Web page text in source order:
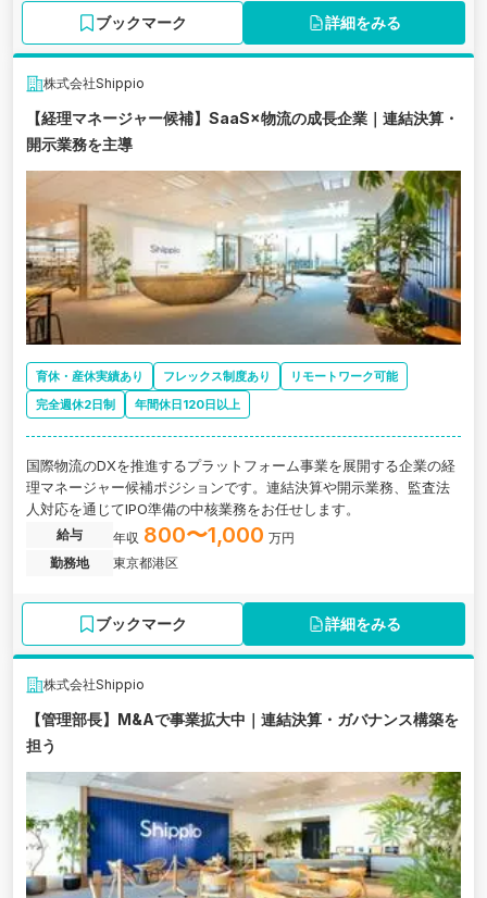
ブックマーク 詳細をみる
株式会社Shippio
【経理マネージャー候補】SaaS×物流の成長企業｜連結決算・
開示業務を主導
育休・産休実績あり フレックス制度あり
リモートワーク可能
完全週休2日制
年間休日120日以上
国際物流のDXを推進するプラットフォーム事業を展開する企業の経
理マネージャー候補ポジションです。連結決算や開示業務、監査法
人対応を通じてIPO準備の中核業務をお任せします。
給与 年収 800〜1,000 万円
勤務地
東京都港区
ブックマーク 詳細をみる
株式会社Shippio
【管理部長】M&Aで事業拡大中｜連結決算・ガバナンス構築を
担う